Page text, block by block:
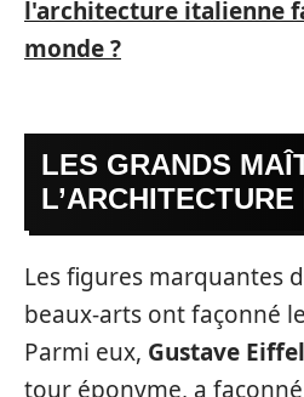
l'architecture italienne
monde ?
LES GRANDS
Les figures marquantes
beaux-arts ont façonné
Parmi eux, Gustave Eiffel
tour éponyme, a